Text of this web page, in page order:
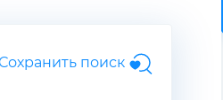
Сохранить поиск